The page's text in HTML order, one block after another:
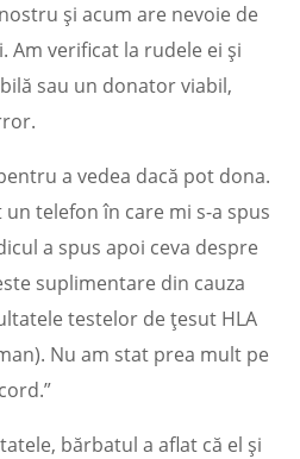
și acum are nevoie de
verificat la rudele ei și
sau un donator viabil,
a vedea dacă pot dona.
telefon în care mi s-a spus
a spus apoi ceva despre
suplimentare din cauza
testelor de țesut HLA
Nu am stat prea mult pe
bărbatul a aflat că el și